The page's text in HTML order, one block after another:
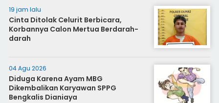
19 jam lalu
Cinta Ditolak Celurit Berbicara,
Korbannya Calon Mertua Berdarah-
darah
04 Agu 2026
Diduga Karena Ayam MBG
Dikembalikan Karyawan SPPG
Bengkalis Dianiaya